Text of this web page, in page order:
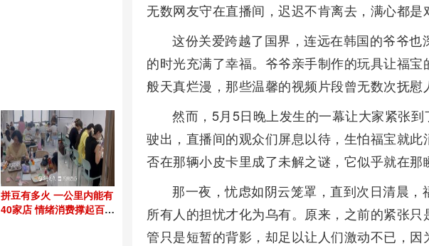
无数网友守在直播间，迟迟不肯离去，满心都是
这份关爱跨越了国界，连远在韩国的爷爷
的时光充满了幸福。爷爷亲手制作的玩具让福
般天真烂漫，那些温馨的视频片段曾无数次抚慰
然而，5月5日晚上发生的一幕让大家紧张
驶出，直播间的观众们屏息以待，生怕福宝就
否在那辆小皮卡里成了未解之谜，它似乎就在那
那一夜，忧虑如阴云笼罩，直到次日清晨，
所有人的担忧才化为乌有。原来，之前的紧张
管只是短暂的背影，却足以让人们激动不已，
拼豆有多火 一公里内能有
40家店 情绪消费撑起百亿